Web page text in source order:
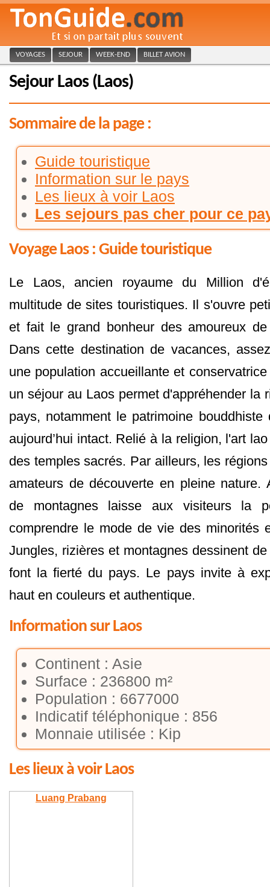
VOYAGES SEJOUR WEEK-END BILLET AVION
Sejour Laos (Laos)
Sommaire de la page :
Guide touristique
Information sur le pays
Les lieux à voir Laos
Les sejours pas cher pour ce
Voyage Laos : Guide touristique
Le Laos, ancien royaume du Million
multitude de sites touristiques. Il s'ouvre
et fait le grand bonheur des amoureux
Dans cette destination de vacances,
une population accueillante et
un séjour au Laos permet d'appréhender la
pays, notamment le patrimoine bouddhiste
aujourd’hui intact. Relié à la religion, l'art
des temples sacrés. Par ailleurs, les
amateurs de découverte en pleine nature.
de montagnes laisse aux visiteurs la
comprendre le mode de vie des minorités
Jungles, rizières et montagnes dessinent
font la fierté du pays. Le pays invite à
haut en couleurs et authentique.
Information sur Laos
Continent : Asie
Surface : 236800 m²
Population : 6677000
Indicatif téléphonique : 856
Monnaie utilisée : Kip
Les lieux à voir Laos
Luang Prabang